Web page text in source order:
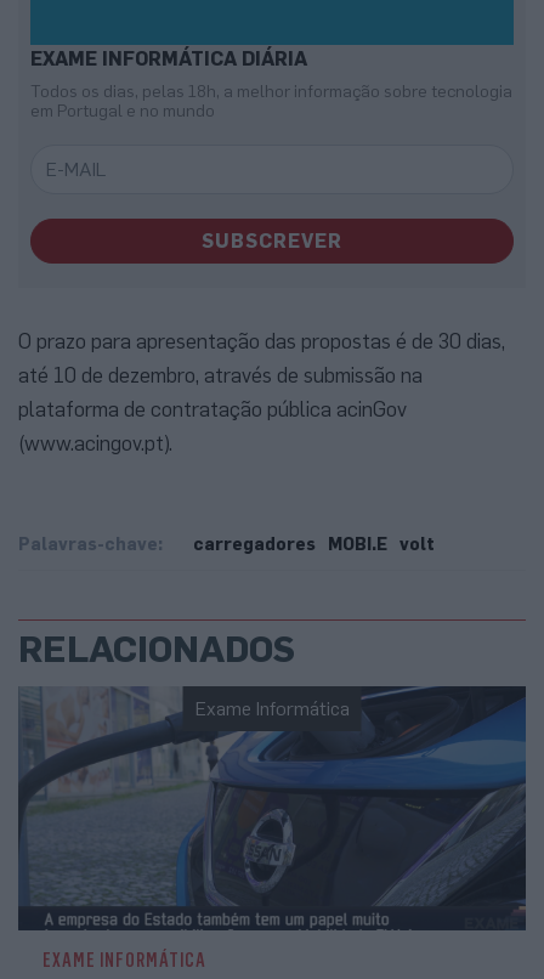
EXAME INFORMÁTICA DIÁRIA
Todos os dias, pelas 18h, a melhor informação sobre tecnologia
em Portugal e no mundo
SUBSCREVER
O prazo para apresentação das propostas é de 30 dias,
até 10 de dezembro, através de submissão na
plataforma de contratação pública acinGov
(www.acingov.pt).
Palavras-chave: carregadores MOBI.E volt
RELACIONADOS
Exame Informática
EXAME INFORMÁTICA